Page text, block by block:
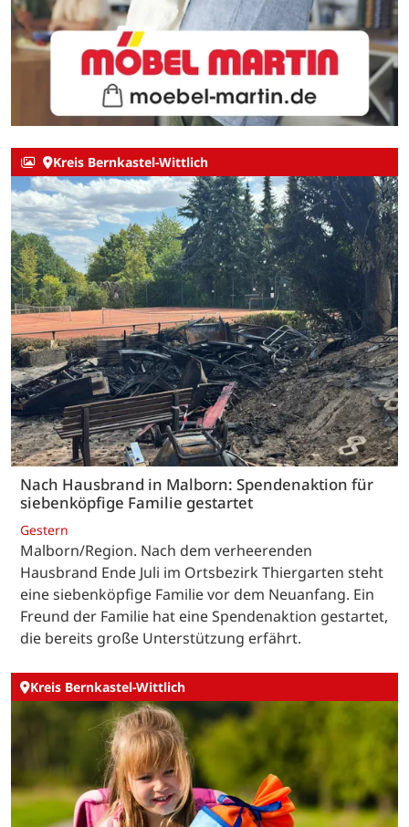
Kreis Bernkastel-Wittlich
Nach Hausbrand in Malborn: Spendenaktion für
siebenköpfige Familie gestartet
Gestern
Malborn/Region. Nach dem verheerenden
Hausbrand Ende Juli im Ortsbezirk Thiergarten steht
eine siebenköpfige Familie vor dem Neuanfang. Ein
Freund der Familie hat eine Spendenaktion gestartet,
die bereits große Unterstützung erfährt.
Kreis Bernkastel-Wittlich